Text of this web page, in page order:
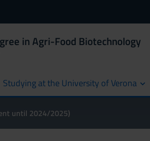
in Agri-Food Biotechnology
Studying at the University of Verona
until 2024/2025)